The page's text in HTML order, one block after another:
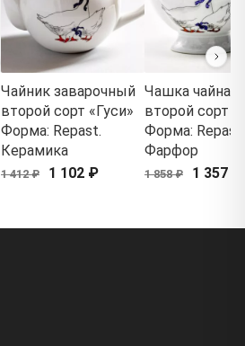
Чайник заварочный
второй сорт «Гуси»
Форма: Repast.
Керамика
1 412 ₽ 1 102 ₽
Чашка чайная
второй сорт
Форма: Repast.
Фарфор
1 858 ₽ 1 357 ₽